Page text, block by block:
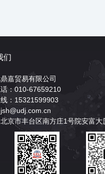
们
嘉贸易有限公司
：010-67659210
：15321599903
京市丰台区南方庄1号院安富大